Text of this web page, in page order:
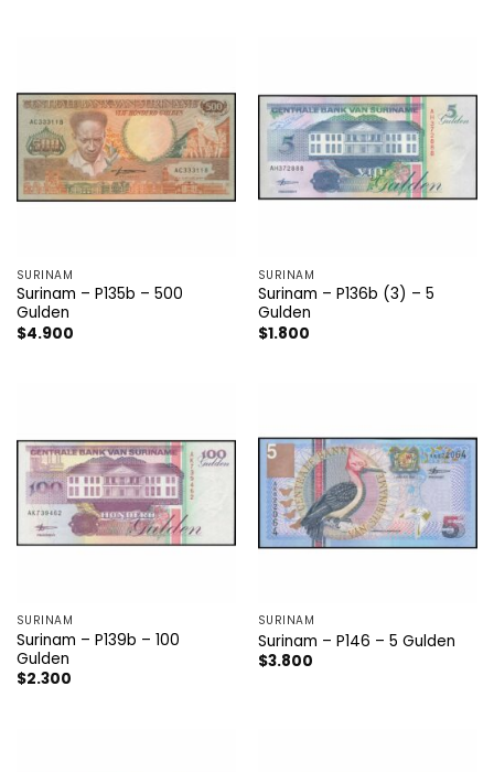
SURINAM
Surinam – P135b – 500
Gulden
$4.900
SURINAM
Surinam – P136b (3) – 5
Gulden
$1.800
SURINAM
Surinam – P139b – 100
Gulden
$2.300
SURINAM
Surinam – P146 – 5 Gulden
$3.800